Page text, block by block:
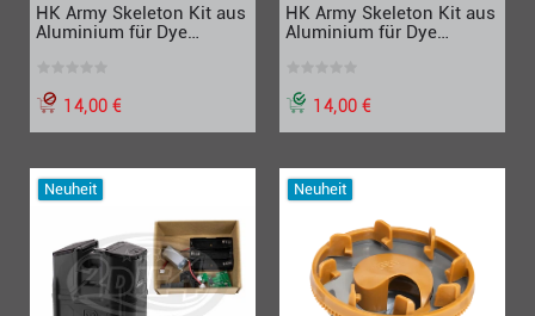
HK Army Skeleton Kit aus
Aluminium für Dye
14,00 €
HK Army Skeleton Kit aus
Aluminium für Dye
14,00 €
Neuheit Neuheit